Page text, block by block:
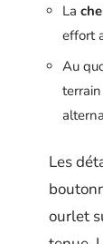
La
effort
Au
Les
ourlet